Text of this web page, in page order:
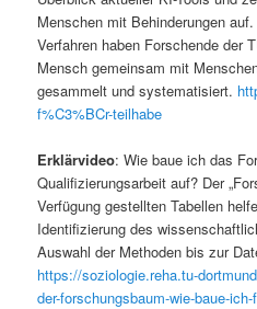
Menschen mit Behinderungen
Verfahren haben Forschende der
Mensch gemeinsam mit
gesammelt und systematisiert.
f%C3%BCr-teilhabe
Erklärvideo: Wie baue ich das
Qualifizierungsarbeit auf? Der
Verfügung gestellten Tabellen
Identifizierung des
Auswahl der Methoden bis zur
https://soziologie.reha.tu-
der-forschungsbaum-wie-baue-